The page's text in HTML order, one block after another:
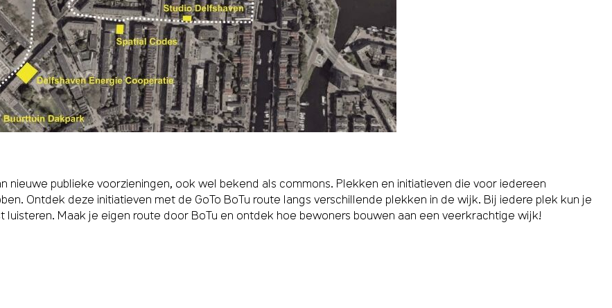
nieuwe publieke voorzieningen, ook wel bekend als commons. Plekken en initiatieven die voor iedereen
Ontdek deze initiatieven met de GoTo BoTu route langs verschillende plekken in de wĳk. Bĳ iedere plek kun je
Maak je eigen route door BoTu en ontdek hoe bewoners bouwen aan een veerkrachtige wĳk!